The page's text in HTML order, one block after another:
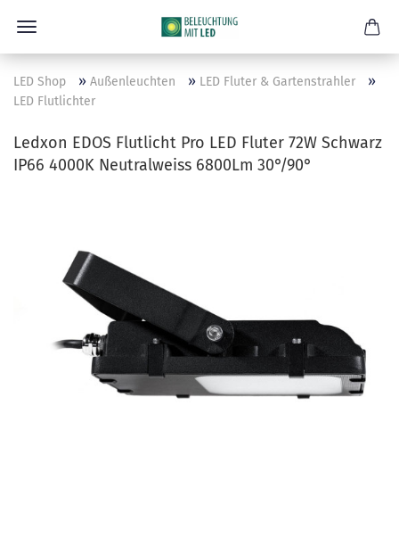
LED Shop » Außenleuchten » LED Fluter & Gartenstrahler »
LED Flutlichter
Ledxon EDOS Flutlicht Pro LED Fluter 72W Schwarz
IP66 4000K Neutralweiss 6800Lm 30°/90°